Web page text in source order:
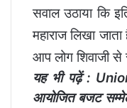
सवाल उठाया कि
महाराज लिखा
आप लोग शिवाजी से
यह भी पढ़ें :
आयोजित बजट